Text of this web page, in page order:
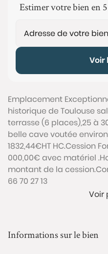
Estimer votre bien en
Voir
Emplacement
historique de Toulouse
terrasse (6 places),25 à
belle cave voutée
1832,44€HT HC.Cession
000,00€ avec matériel
montant de la
66 70 27 13
Conformément à l'Article
Voir
Informations sur le bien